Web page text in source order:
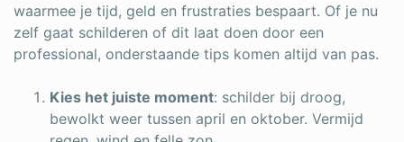
waarmee je tijd, geld en frustraties bespaart. Of je nu
zelf gaat schilderen of dit laat doen door een
professional, onderstaande tips komen altijd van pas.
Kies het juiste moment: schilder bij droog,
bewolkt weer tussen april en oktober. Vermijd